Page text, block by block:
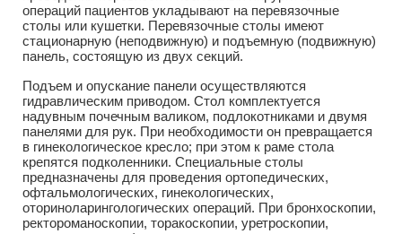
операций пациентов укладывают на перевязочные
столы или кушетки. Перевязочные столы имеют
стационарную (неподвижную) и подъемную (подвижную)
панель, состоящую из двух секций.
Подъем и опускание панели осуществляются
гидравлическим приводом. Стол комплектуется
надувным почечным валиком, подлокотниками и двумя
панелями для рук. При необходимости он превращается
в гинекологическое кресло; при этом к раме стола
крепятся подколенники. Специальные столы
предназначены для проведения ортопедических,
офтальмологических, гинекологических,
оториноларингологических операций. При бронхоскопии,
ректороманоскопии, торакоскопии, уретроскопии,